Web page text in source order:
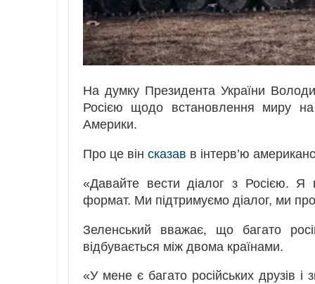
На думку Президента України
Росією щодо встановлення миру
Америки.
Про це він сказав в інтерв’ю
«Давайте вести діалог з Росією.
формат. Ми підтримуємо діалог, ми
Зеленський вважає, що багато
відбувається між двома країнами.
«У мене є багато російських друзів